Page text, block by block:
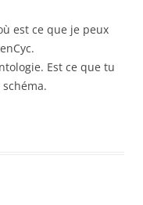
est ce que je peux
Est ce que tu